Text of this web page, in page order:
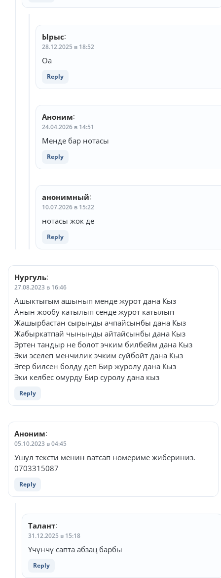
Ырыс:
28.12.2025 в 18:52
Оа
Reply
Аноним:
24.04.2026 в 14:51
Менде бар нотасы
Reply
анонимный:
10.07.2026 в 15:22
нотасы жок де
Reply
Нургуль:
27.08.2023 в 16:46
Ашыктыгым ашынып менде журот дана Кыз
Анын жообу катылып сенде журот катылып
Жашырбастан сырынды ачпайсынбы дана Кыз
Жабыркатпай чынынды айтайсынбы дана Кыз
Эртен тандыр не болот эчким билбейм дана Кыз
Эки эселеп менчилик эчким суйбойт дана Кыз
Эгер билсен болду деп Бир журолу дана Кыз
Эки келбес омурду Бир суролу дана кыз
Reply
Аноним:
05.10.2023 в 04:45
Ушул тексти менин ватсап номериме жибериниз.
0703315087
Reply
Талант:
31.12.2025 в 15:18
Үчүнчү сапта абзац барбы
Reply